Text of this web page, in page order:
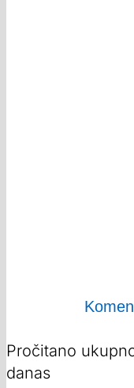
Pročitano
danas